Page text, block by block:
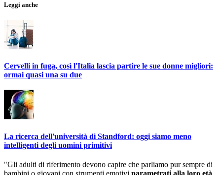
Leggi anche
Cervelli in fuga, così l'Italia lascia partire le sue donne migliori:
ormai quasi una su due
La ricerca dell'università di Standford: oggi siamo meno
intelligenti degli uomini primitivi
"Gli adulti di riferimento devono capire che parliamo pur sempre di
bambini o giovani con strumenti emotivi parametrati alla loro età.